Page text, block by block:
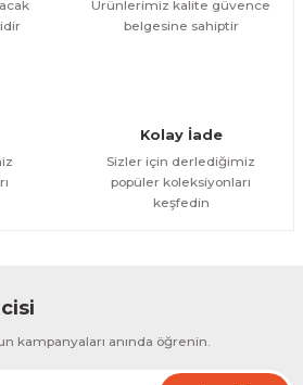
Ürünlerimiz kalite güvence
belgesine sahiptir
Kolay İade
Sizler için derlediğimiz
popüler koleksiyonları
keşfedin
kampanyaları anında öğrenin.